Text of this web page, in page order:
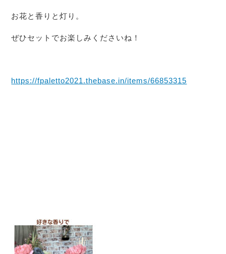
お花と香りと灯り。
ぜひセットでお楽しみくださいね！
https://fpaletto2021.thebase.in/items/66853315